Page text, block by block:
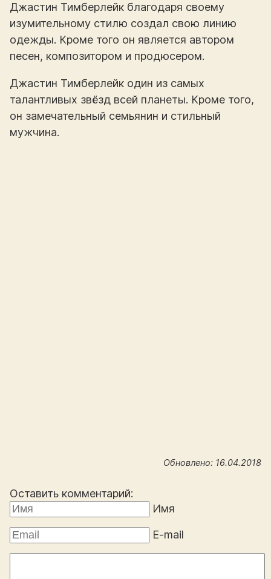
Джастин Тимберлейк благодаря своему
изумительному стилю создал свою линию
одежды. Кроме того он является автором
песен, композитором и продюсером.
Джастин Тимберлейк один из самых
талантливых звёзд всей планеты. Кроме того,
он замечательный семьянин и стильный
мужчина.
Обновлено: 16.04.2018
Оставить комментарий:
Имя
E-mail